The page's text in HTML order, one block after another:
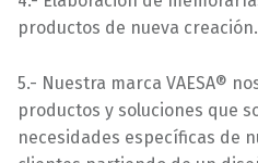
productos de nueva creación.
5.- Nuestra marca VAESA®
productos y soluciones que
necesidades específicas de